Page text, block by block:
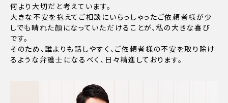
何より大切だと考えています。
大きな不安を抱えてご相談にいらっしゃったご依頼者様が少
しでも晴れた顔になっていただけることが、私の大きな喜び
です。
そのため、誰よりも話しやすく、ご依頼者様の不安を取り除け
るような弁護士になるべく、日々精進しております。